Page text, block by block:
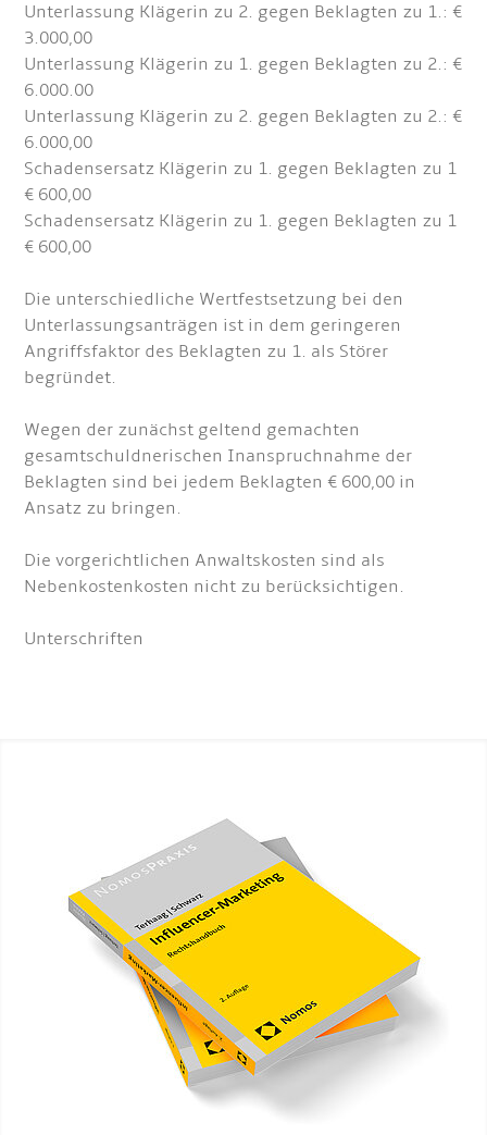
Unterlassung Klägerin zu 2. gegen Beklagten zu 1.: €
3.000,00
Unterlassung Klägerin zu 1. gegen Beklagten zu 2.: €
6.000.00
Unterlassung Klägerin zu 2. gegen Beklagten zu 2.: €
6.000,00
Schadensersatz Klägerin zu 1. gegen Beklagten zu 1
€ 600,00
Schadensersatz Klägerin zu 1. gegen Beklagten zu 1
€ 600,00
Die unterschiedliche Wertfestsetzung bei den
Unterlassungsanträgen ist in dem geringeren
Angriffsfaktor des Beklagten zu 1. als Störer
begründet.
Wegen der zunächst geltend gemachten
gesamtschuldnerischen Inanspruchnahme der
Beklagten sind bei jedem Beklagten € 600,00 in
Ansatz zu bringen.
Die vorgerichtlichen Anwaltskosten sind als
Nebenkostenkosten nicht zu berücksichtigen.
Unterschriften